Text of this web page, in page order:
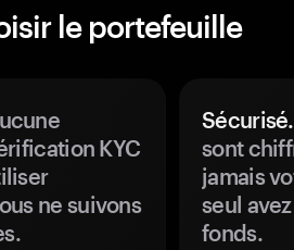
le portefeuille
KYC
ne suivons
Sécurisé.
sont
jamais
seul
fonds.